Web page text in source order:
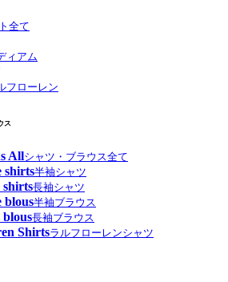
全て
ィアム
フローレン
ス
Allシャツ・ブラウス全て
shirts半袖シャツ
shirts長袖シャツ
blous半袖ブラウス
blous長袖ブラウス
Shirtsラルフローレンシャツ